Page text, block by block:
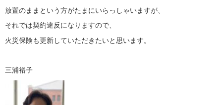
放置のままという方がたまにいらっしゃいますが、
それでは契約違反になりますので、
火災保険も更新していただきたいと思います。
三浦裕子